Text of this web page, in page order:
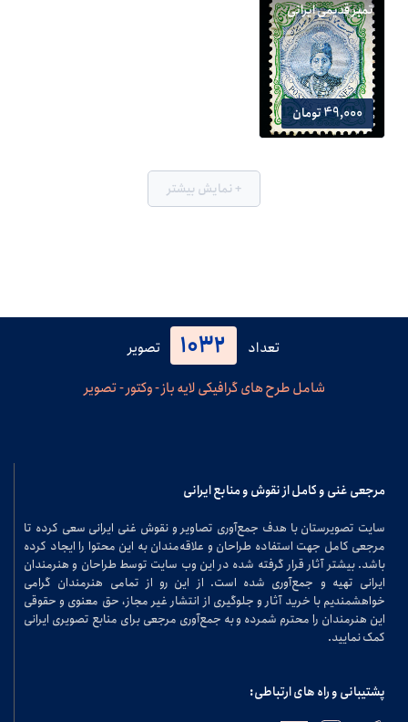
تمبر قدیمی ایرانی
49,000 تومان
+ نمایش بیشتر
تعداد 1032
تصویر
شامل طرح های گرافیکی لایه باز - وکتور - تصویر
مرجعی غنی و کامل از نقوش و منابع ایرانی
سایت تصویرستان با هدف جمع‌آوری تصاویر و نقوش غنی ایرانی سعی کرده تا
مرجعی کامل جهت استفاده طراحان و علاقه‌مندان به این محتوا را ایجاد کرده
باشد. بیشتر آثار قرار گرفته شده در این وب سایت توسط طراحان و هنرمندان
ایرانی تهیه و جمع‌آوری شده است. از این رو از تمامی هنرمندان گرامی
خواهشمندیم با خرید آثار و جلوگیری از انتشار غیر مجاز، حق معنوی و حقوقی
این هنرمندان را محترم شمرده و به جمع‌آوری مرجعی برای منابع تصویری ایرانی
کمک نمایید.
پشتیبانی و راه های ارتباطی: